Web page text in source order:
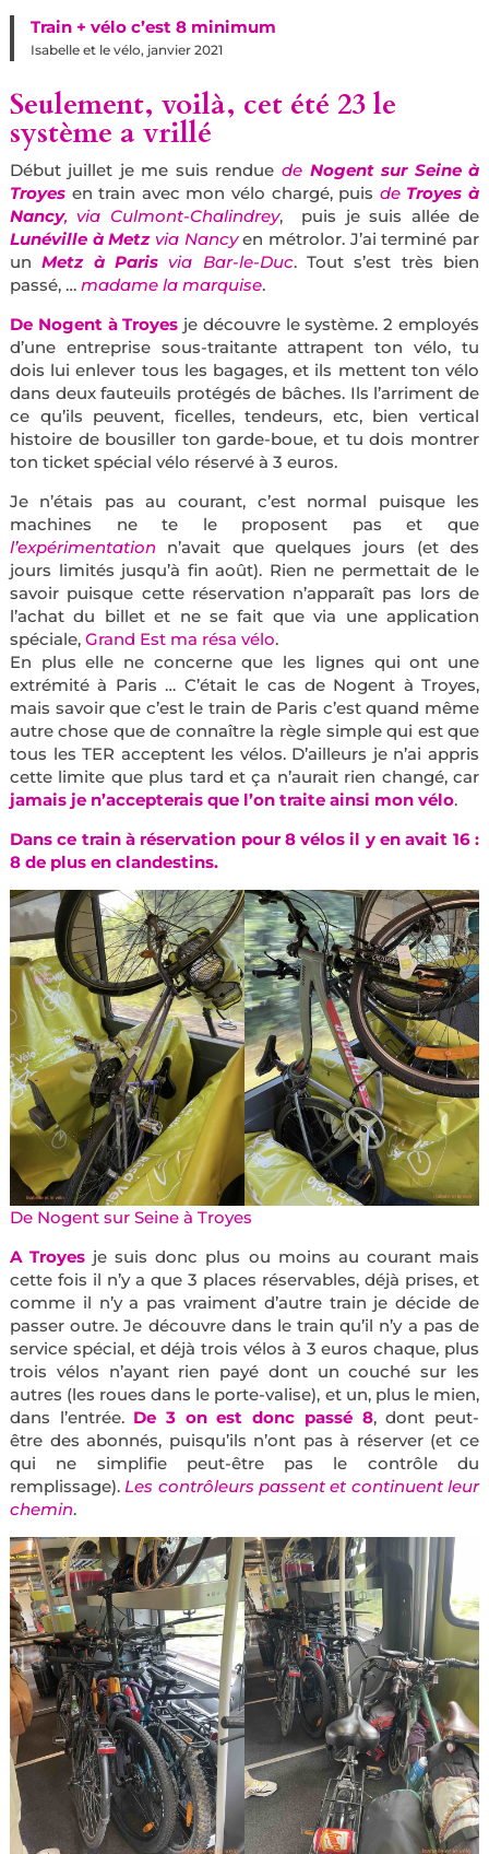
Train + vélo c’est 8 minimum
Isabelle et le vélo, janvier 2021
Seulement, voilà, cet été 23 le
système a vrillé
Début juillet je me suis rendue de Nogent sur Seine à
Troyesen train avec mon vélo chargé, puis de Troyes à
Nancy, via Culmont-Chalindrey, puis je suis allée de
Lunéville à Metzvia Nancyen métrolor. J’ai terminé par
unMetz à Parisvia Bar-le-Duc. Tout s’est très bien
passé, … madame la marquise.
De Nogent à Troyes je découvre le système. 2 employés
d’une entreprise sous-traitante attrapent ton vélo, tu
dois lui enlever tous les bagages, et ils mettent ton vélo
dans deux fauteuils protégés de bâches. Ils l’arriment de
ce qu’ils peuvent, ficelles, tendeurs, etc, bien vertical
histoire de bousiller ton garde-boue, et tu dois montrer
ton ticket spécial vélo réservé à 3 euros.
Je n’étais pas au courant, c’est normal puisque les
machines ne te le proposent pas et que
l’expérimentation n’avait que quelques jours (et des
jours limités jusqu’à fin août). Rien ne permettait de le
savoir puisque cette réservation n’apparaît pas lors de
l’achat du billet et ne se fait que via une application
spéciale, Grand Est ma résa vélo.
En plus elle ne concerne que les lignes qui ont une
extrémité à Paris … C’était le cas de Nogent à Troyes,
mais savoir que c’est le train de Paris c’est quand même
autre chose que de connaître la règle simple qui est que
tous les TER acceptent les vélos. D’ailleurs je n’ai appris
cette limite que plus tard et ça n’aurait rien changé, car
jamais je n’accepterais que l’on traite ainsi mon vélo.
Dans ce train à réservation pour 8 vélos il y en avait 16 :
8 de plus en clandestins.
De Nogent sur Seine à Troyes
A Troyes je suis donc plus ou moins au courant mais
cette fois il n’y a que 3 places réservables, déjà prises, et
comme il n’y a pas vraiment d’autre train je décide de
passer outre. Je découvre dans le train qu’il n’y a pas de
service spécial, et déjà trois vélos à 3 euros chaque, plus
trois vélos n’ayant rien payé dont un couché sur les
autres (les roues dans le porte-valise), et un, plus le mien,
dans l’entrée. De 3 on est donc passé 8, dont peut-
être des abonnés, puisqu’ils n’ont pas à réserver (et ce
qui ne simplifie peut-être pas le contrôle du
remplissage).Les contrôleurs passent et continuent leur
chemin.